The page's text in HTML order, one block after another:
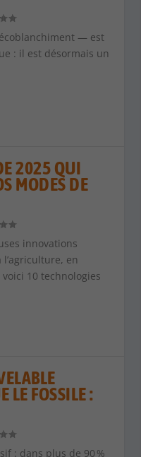
— est
: il est désormais un
2025 QUI
MODES DE
innovations
en
10 technologies
LE FOSSILE :
: dans plus de 90 %